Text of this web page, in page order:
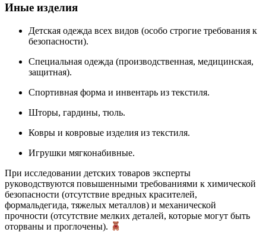
Иные изделия
Детская одежда всех видов (особо строгие требования к
безопасности).
Специальная одежда (производственная, медицинская,
защитная).
Спортивная форма и инвентарь из текстиля.
Шторы, гардины, тюль.
Ковры и ковровые изделия из текстиля.
Игрушки мягконабивные.
При исследовании детских товаров эксперты
руководствуются повышенными требованиями к химической
безопасности (отсутствие вредных красителей,
формальдегида, тяжелых металлов) и механической
прочности (отсутствие мелких деталей, которые могут быть
оторваны и проглочены).